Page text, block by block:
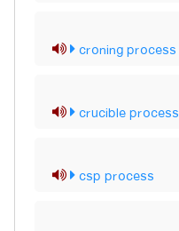
croning process
crucible process
csp process